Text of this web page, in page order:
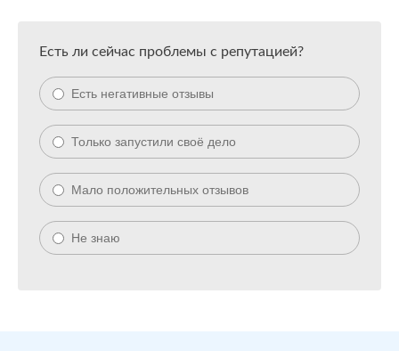
Есть ли сейчас проблемы с репутацией?
Есть негативные отзывы
Только запустили своё дело
Мало положительных отзывов
Не знаю